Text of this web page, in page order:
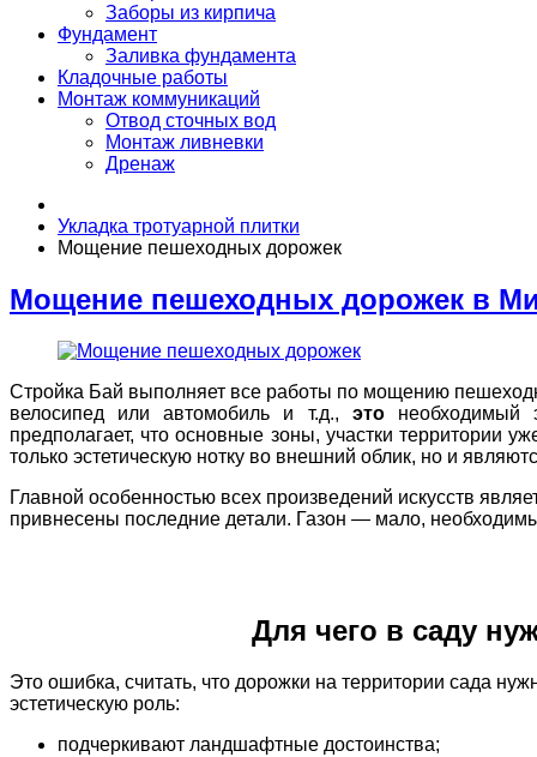
Заборы из кирпича
Фундамент
Заливка фундамента
Кладочные работы
Монтаж коммуникаций
Отвод сточных вод
Монтаж ливневки
Дренаж
Укладка тротуарной плитки
Мощение пешеходных дорожек
Мощение пешеходных дорожек в
Стройка Бай выполняет все работы по мощению
велосипед или автомобиль и т.д., этонеобходимый
предполагает, что основные зоны, участки
только эстетическую нотку во внешний облик, но и
Главной особенностью всех произведений искусств
привнесены последние детали. Газон — мало,
Для чего в саду
Это ошибка, считать, что дорожки на территории сада
эстетическую роль:
подчеркивают ландшафтные достоинства;